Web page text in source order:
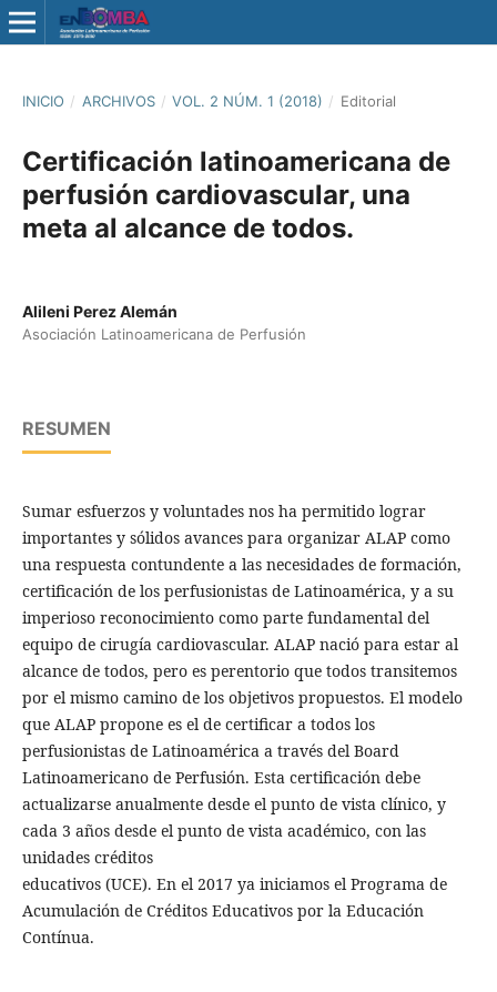
INICIO / ARCHIVOS / VOL. 2 NÚM. 1 (2018) / Editorial
Certificación latinoamericana de
perfusión cardiovascular, una
meta al alcance de todos.
Alileni Perez Alemán
Asociación Latinoamericana de Perfusión
RESUMEN
Sumar esfuerzos y voluntades nos ha permitido lograr
importantes y sólidos avances para organizar ALAP como
una respuesta contundente a las necesidades de formación,
certificación de los perfusionistas de Latinoamérica, y a su
imperioso reconocimiento como parte fundamental del
equipo de cirugía cardiovascular. ALAP nació para estar al
alcance de todos, pero es perentorio que todos transitemos
por el mismo camino de los objetivos propuestos. El modelo
que ALAP propone es el de certificar a todos los
perfusionistas de Latinoamérica a través del Board
Latinoamericano de Perfusión. Esta certificación debe
actualizarse anualmente desde el punto de vista clínico, y
cada 3 años desde el punto de vista académico, con las
unidades créditos
educativos (UCE). En el 2017 ya iniciamos el Programa de
Acumulación de Créditos Educativos por la Educación
Contínua.